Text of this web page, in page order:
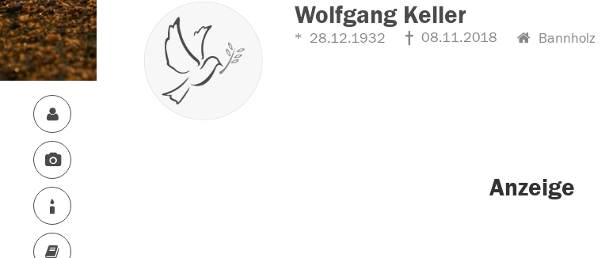
Wolfgang Keller
28.12.1932 08.11.2018 Bannholz
Anzeige